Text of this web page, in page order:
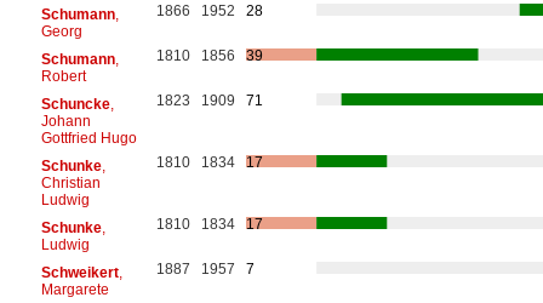
Schumann,
Georg
1866 1952 28
Schumann,
Robert
1810 1856 39
Schuncke,
Johann
Gottfried Hugo
1823 1909 71
Schunke,
Christian
Ludwig
1810 1834 17
Schunke,
Ludwig
1810 1834 17
Schweikert,
Margarete
1887 1957 7